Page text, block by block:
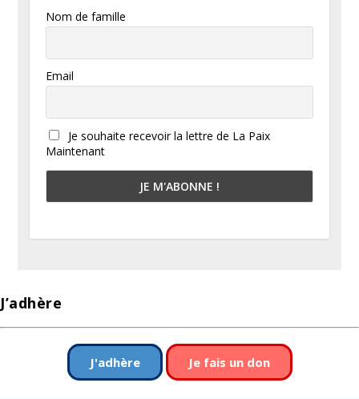
Nom de famille
Email
Je souhaite recevoir la lettre de La Paix
Maintenant
J’adhère
J'adhère Je fais un don